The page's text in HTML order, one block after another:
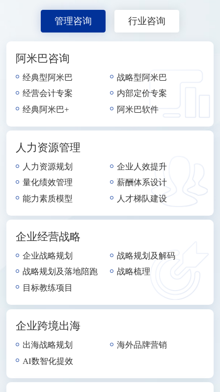
管理咨询 行业咨询
阿米巴咨询
经典型阿米巴
战略型阿米巴
经营会计专案
内部定价专案
经典阿米巴+
阿米巴软件
人力资源管理
人力资源规划
企业人效提升
量化绩效管理
薪酬体系设计
能力素质模型
人才梯队建设
企业经营战略
企业战略规划
战略规划及解码
战略规划及落地陪跑
战略梳理
目标教练项目
企业跨境出海
出海战略规划
海外品牌营销
AI数智化提效